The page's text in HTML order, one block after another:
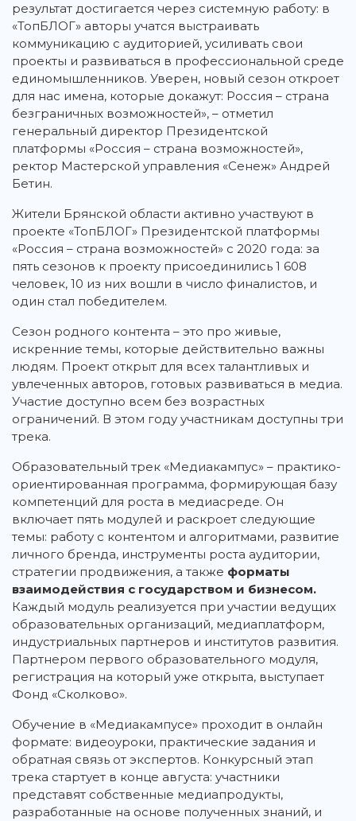
результат достигается через системную работу: в
«ТопБЛОГ» авторы учатся выстраивать
коммуникацию с аудиторией, усиливать свои
проекты и развиваться в профессиональной среде
единомышленников. Уверен, новый сезон откроет
для нас имена, которые докажут: Россия – страна
безграничных возможностей», – отметил
генеральный директор Президентской
платформы «Россия – страна возможностей»,
ректор Мастерской управления «Сенеж» Андрей
Бетин.
Жители Брянской области активно участвуют в
проекте «ТопБЛОГ» Президентской платформы
«Россия – страна возможностей» с 2020 года: за
пять сезонов к проекту присоединились 1 608
человек, 10 из них вошли в число финалистов, и
один стал победителем.
Сезон родного контента – это про живые,
искренние темы, которые действительно важны
людям. Проект открыт для всех талантливых и
увлеченных авторов, готовых развиваться в медиа.
Участие доступно всем без возрастных
ограничений. В этом году участникам доступны три
трека.
Образовательный трек «Медиакампус» – практико-
ориентированная программа, формирующая базу
компетенций для роста в медиасреде. Он
включает пять модулей и раскроет следующие
темы: работу с контентом и алгоритмами, развитие
личного бренда, инструменты роста аудитории,
стратегии продвижения, а также форматы
взаимодействия с государством и бизнесом.
Каждый модуль реализуется при участии ведущих
образовательных организаций, медиаплатформ,
индустриальных партнеров и институтов развития.
Партнером первого образовательного модуля,
регистрация на который уже открыта, выступает
Фонд «Сколково».
Обучение в «Медиакампусе» проходит в онлайн
формате: видеоуроки, практические задания и
обратная связь от экспертов. Конкурсный этап
трека стартует в конце августа: участники
представят собственные медиапродукты,
разработанные на основе полученных знаний, и